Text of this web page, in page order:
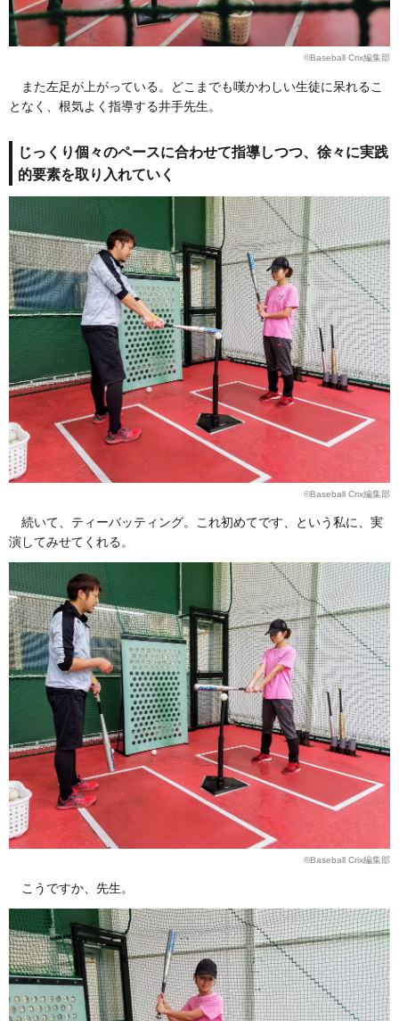
©Baseball Crix編集部
また左足が上がっている。どこまでも嘆かわしい生徒に呆れるこ
となく、根気よく指導する井手先生。
じっくり個々のペースに合わせて指導しつつ、徐々に実践
的要素を取り入れていく
©Baseball Crix編集部
続いて、ティーバッティング。これ初めてです、という私に、実
演してみせてくれる。
©Baseball Crix編集部
こうですか、先生。